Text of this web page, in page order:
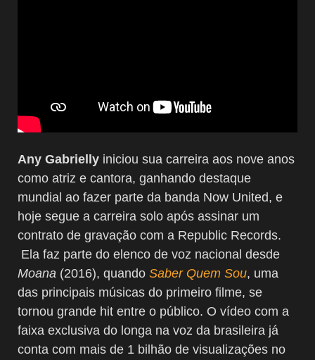
Any Gabrielly iniciou sua carreira aos nove anos
como atriz e cantora, ganhando destaque
mundial ao fazer parte da banda Now United, e
hoje segue a carreira solo após assinar um
contrato de gravação com a Republic Records.
Ela faz parte do elenco de voz nacional desde
Moana (2016), quando Saber Quem Sou, uma
das principais músicas do primeiro filme, se
tornou grande hit entre o público. O vídeo com a
faixa exclusiva do longa na voz da brasileira já
conta com mais de 1 bilhão de visualizações no